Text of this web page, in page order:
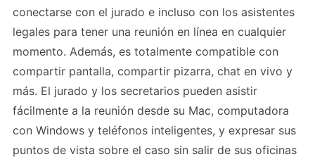
conectarse con el jurado e incluso con los asistentes
legales para tener una reunión en línea en cualquier
momento. Además, es totalmente compatible con
compartir pantalla, compartir pizarra, chat en vivo y
más. El jurado y los secretarios pueden asistir
fácilmente a la reunión desde su Mac, computadora
con Windows y teléfonos inteligentes, y expresar sus
puntos de vista sobre el caso sin salir de sus oficinas